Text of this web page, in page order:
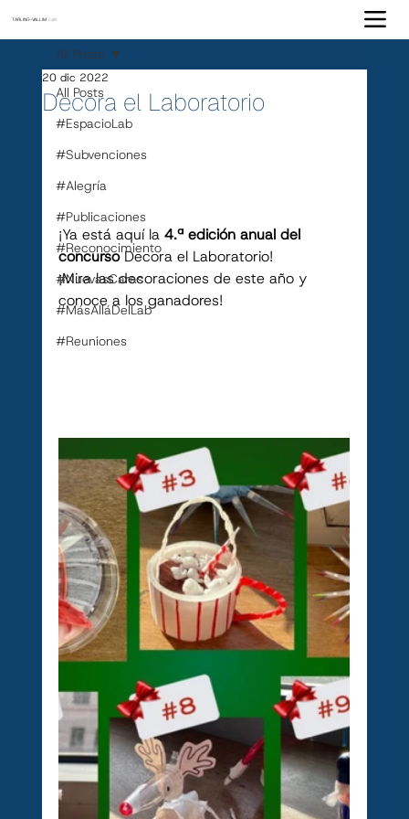
TARLING-VALLIM Lab
All Posts
#EspacioLab
#Subvenciones
#Alegría
#Publicaciones
#Reconocimiento
#NuevasCaras
#MásAlláDelLab
#Reuniones
All Posts
Decora el Laboratorio
20 dic 2022
¡Ya está aquí la 4.ª edición anual del
concurso Decora el Laboratorio!
¡Mira las decoraciones de este año y
conoce a los ganadores!